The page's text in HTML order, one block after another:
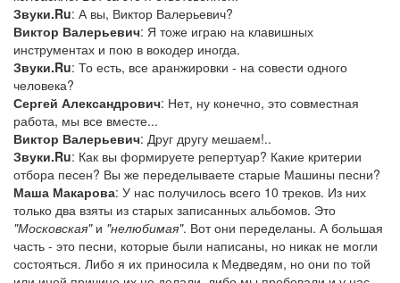
Звуки.Ru: А вы, Виктор Валерьевич?
Виктор Валерьевич: Я тоже играю на клавишных
инструментах и пою в вокодер иногда.
Звуки.Ru: То есть, все аранжировки - на совести одного
человека?
Сергей Александрович: Нет, ну конечно, это совместная
работа, мы все вместе...
Виктор Валерьевич: Друг другу мешаем!..
Звуки.Ru: Как вы формируете репертуар? Какие критерии
отбора песен? Вы же переделываете старые Машины песни?
Маша Макарова: У нас получилось всего 10 треков. Из них
только два взяты из старых записанных альбомов. Это
"Московская"и "нелюбимая". Вот они переделаны. А большая
часть - это песни, которые были написаны, но никак не могли
состояться. Либо я их приносила к Медведям, но они по той